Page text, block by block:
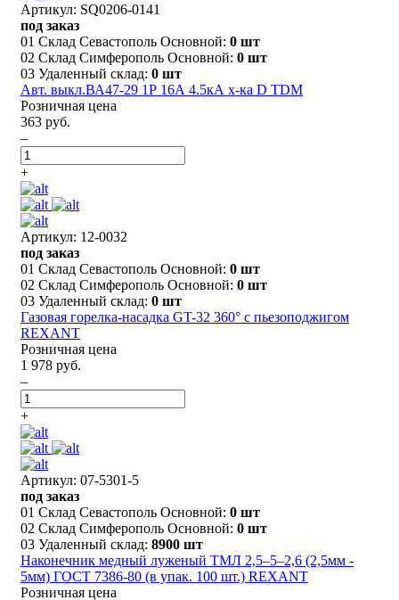
Артикул: SQ0206-0141
под заказ
01 Склад Севастополь Основной: 0 шт
02 Склад Симферополь Основной: 0 шт
03 Удаленный склад: 0 шт
Авт. выкл.ВА47-29 1Р 16А 4.5кА х-ка D TDM
Розничная цена
363 руб.
–
+
Артикул: 12-0032
под заказ
01 Склад Севастополь Основной: 0 шт
02 Склад Симферополь Основной: 0 шт
03 Удаленный склад: 0 шт
Газовая горелка-насадка GT-32 360° с пьезоподжигом
REXANT
Розничная цена
1 978 руб.
–
+
Артикул: 07-5301-5
под заказ
01 Склад Севастополь Основной: 0 шт
02 Склад Симферополь Основной: 0 шт
03 Удаленный склад: 8900 шт
Наконечник медный луженый ТМЛ 2,5–5–2,6 (2,5мм -
5мм) ГОСТ 7386-80 (в упак. 100 шт.) REXANT
Розничная цена